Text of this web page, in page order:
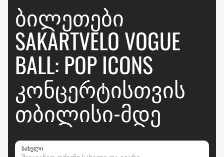
ᲑᲘᲚᲔᲗᲔᲑᲘ
SAKARTVELO VOGUE
BALL: POP ICONS
ᲙᲝᲜᲪᲔᲠᲢᲘᲡᲗᲕᲘᲡ
ᲗᲑᲘᲚᲘᲡᲘ-ᲛᲓᲔ
სახელი